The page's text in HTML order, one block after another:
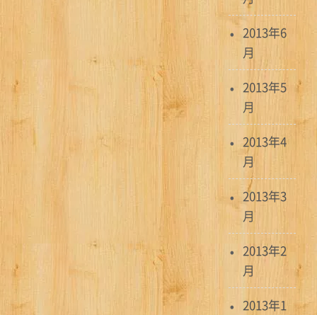
2013年6
月
2013年5
月
2013年4
月
2013年3
月
2013年2
月
2013年1